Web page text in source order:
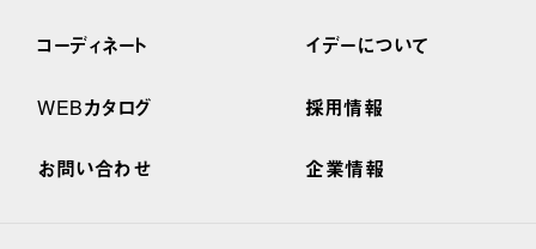
コーディネート
WEBカタログ
お問い合わせ
イデーについて
採用情報
企業情報